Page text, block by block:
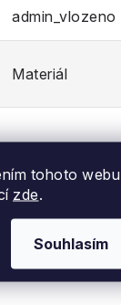
tohoto webu
zde.
Souhlasím
admin_vlozeno
Materiál